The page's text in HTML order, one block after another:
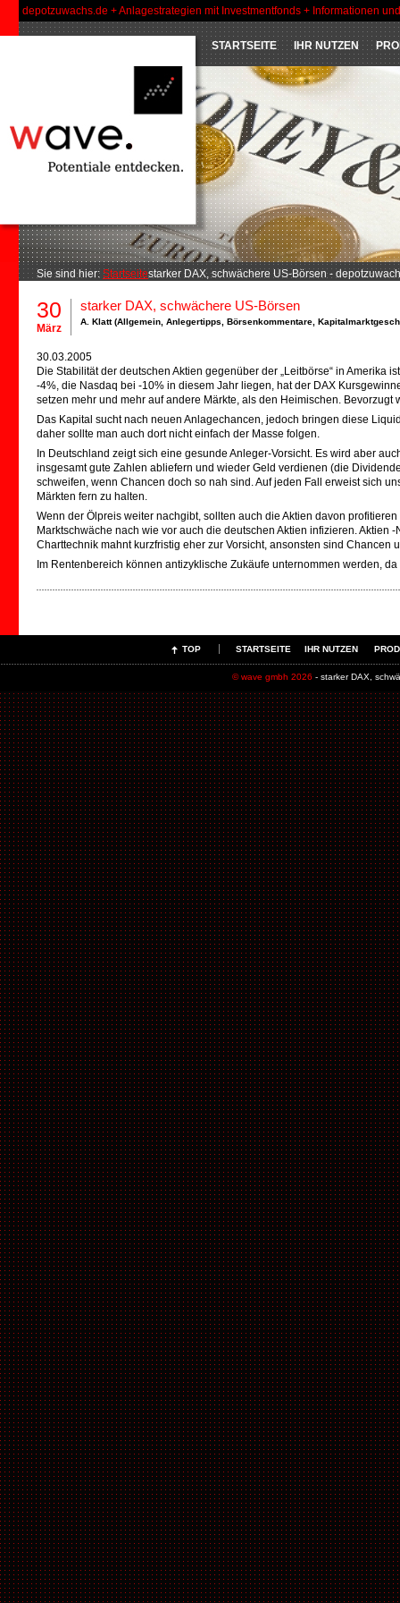
depotzuwachs.de + Anlagestrategien mit Investmentfonds + Informationen
STARTSEITE IHR NUTZEN
Sie sind hier: Startseitestarker DAX, schwächere US-Börsen -
30
März
starker DAX, schwächere US-Börsen
A. Klatt (Allgemein Anlegertipps Börsenkommentare
30.03.2005
Die Stabilität der deutschen Aktien gegenüber der „Leitbörse“ in Amerika
-4%, die Nasdaq bei -10% in diesem Jahr liegen, hat der DAX
setzen mehr und mehr auf andere Märkte, als den Heimischen. Bevorzugt
Das Kapital sucht nach neuen Anlagechancen, jedoch bringen diese
daher sollte man auch dort nicht einfach der Masse folgen.
In Deutschland zeigt sich eine gesunde Anleger-Vorsicht. Es wird aber
insgesamt gute Zahlen abliefern und wieder Geld verdienen (die
schweifen, wenn Chancen doch so nah sind. Auf jeden Fall erweist sich
Märkten fern zu halten.
Wenn der Ölpreis weiter nachgibt, sollten auch die Aktien davon
Marktschwäche nach wie vor auch die deutschen Aktien infizieren. Aktien
Charttechnik mahnt kurzfristig eher zur Vorsicht, ansonsten sind Chancen
Im Rentenbereich können antizyklische Zukäufe unternommen werden,
TOP STARTSEITE IHR NUTZEN
© wave gmbh 2026 - starker DAX,